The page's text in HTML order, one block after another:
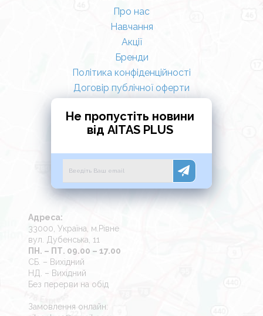
Зручний літровий формат забезпечує
тривале використання та легкість у зберіганні на
Про нас
Навчання
Акції
Бренди
Політика конфіденційності
Договір публічної оферти
Не пропустіть новини
від AITAS PLUS
Адреса:
33000, Україна, м.Рівне
вул. Дубенська, 11
ПН. – ПТ. 09.00 – 17.00
СБ. – Вихідний
НД. – Вихідний
Без перерви на обід
Замовлення онлайн: